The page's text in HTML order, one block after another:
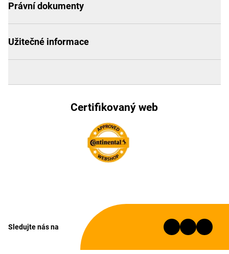
Právní dokumenty
Užitečné informace
Certifikovaný web
Sledujte nás na